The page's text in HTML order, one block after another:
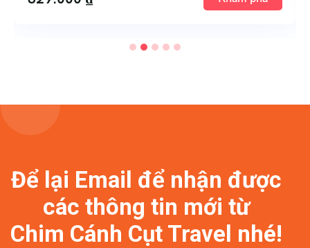
Để lại Email để nhận được
các thông tin mới từ
Chim Cánh Cụt Travel nhé!